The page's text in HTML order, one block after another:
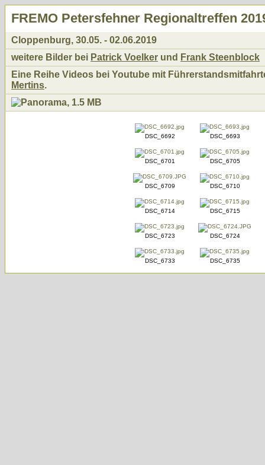
FREMO Petersfehner Regionaltreffen
Cloppenburg, 30.05. - 02.06.2019
weitere Bilder bei Patrick Voelker und Frank Steenblock
Eine Reihe Videos bei Youtube mit
Mertins.
DSC_6692 DSC_6693
DSC_6701 DSC_6705
DSC_6709 DSC_6710
DSC_6714 DSC_6715
DSC_6723 DSC_6724
DSC_6733 DSC_6735